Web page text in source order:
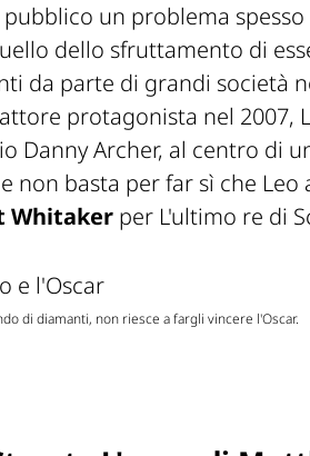
un problema
dello sfruttamento di
da parte di grandi società
protagonista nel 2007,
Danny Archer, al centro di
non basta per far sì che
Whitaker per L'ultimo re di
di diamanti, non riesce a fargli vincere l'Oscar.